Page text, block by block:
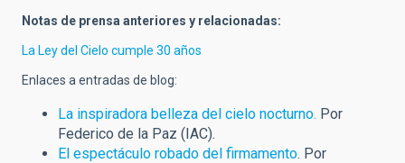
Notas de prensa anteriores y relacionadas:
La Ley del Cielo cumple 30 años
Enlaces a entradas de blog:
La inspiradora belleza del cielo nocturno. Por
Federico de la Paz (IAC).
El espectáculo robado del firmamento. Por